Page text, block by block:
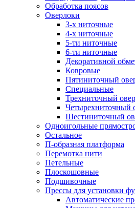
Обработка поясов
Оверлоки
3-х ниточные
4-х ниточные
5-ти ниточные
6-ти ниточные
Декоративной
Ковровые
Пятиниточный
Специальные
Трехниточный
Четырехниточный
Шестиниточный
Одноигольные
Остальное
П-образная платформа
Перемотка нити
Петельные
Плоскошовные
Подшивочные
Прессы для установки
Автоматические